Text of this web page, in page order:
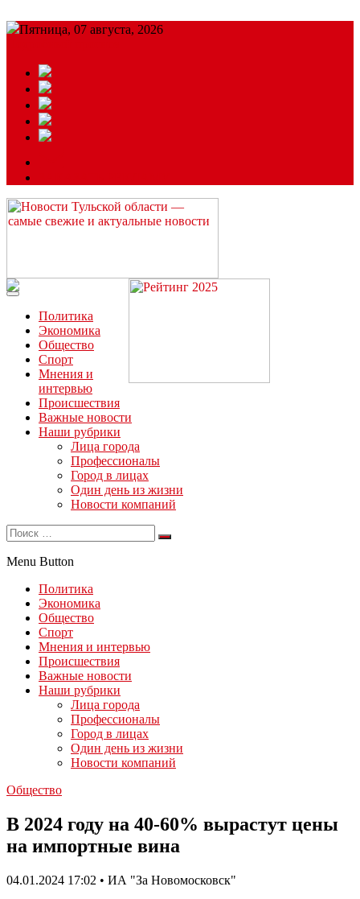
Пятница, 07 августа, 2026
Читайте последние новости дня в Тульской области на сайте
“ЗаНовомосковск”
Политика
Экономика
Общество
Спорт
Мнения и
интервью
Происшествия
Важные новости
Наши рубрики
Лица города
Профессионалы
Город в лицах
Один день из жизни
Новости компаний
Menu Button
Политика
Экономика
Общество
Спорт
Мнения и интервью
Происшествия
Важные новости
Наши рубрики
Лица города
Профессионалы
Город в лицах
Один день из жизни
Новости компаний
Общество
В 2024 году на 40-60% вырастут цены
на импортные вина
04.01.2024 17:02 • ИА "За Новомосковск"